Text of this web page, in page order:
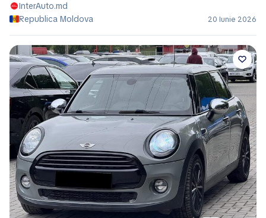
InterAuto.md
Republica Moldova
20 Iunie 2026